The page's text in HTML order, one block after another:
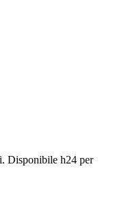
Disponibile h24 per